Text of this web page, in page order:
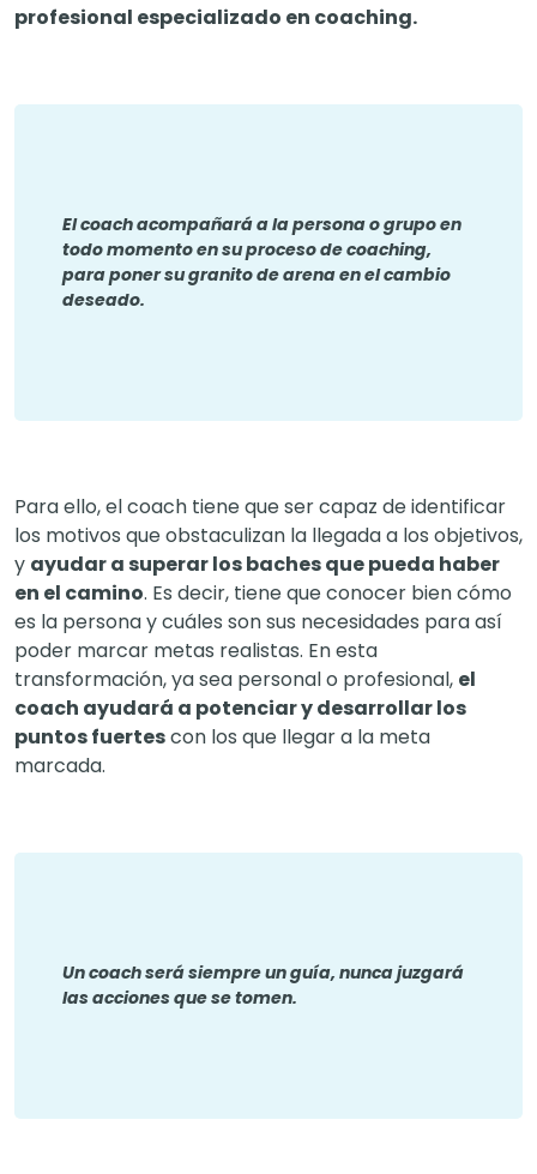
profesional especializado en coaching.
El coach acompañará a la persona o grupo en
todo momento en su proceso de coaching,
para poner su granito de arena en el cambio
deseado.
Para ello, el coach tiene que ser capaz de identificar
los motivos que obstaculizan la llegada a los objetivos,
y ayudar a superar los baches que pueda haber
en el camino. Es decir, tiene que conocer bien cómo
es la persona y cuáles son sus necesidades para así
poder marcar metas realistas. En esta
transformación, ya sea personal o profesional, el
coach ayudará a potenciar y desarrollar los
puntos fuertescon los que llegar a la meta
marcada.
Un coach será siempre un guía, nunca juzgará
las acciones que se tomen.